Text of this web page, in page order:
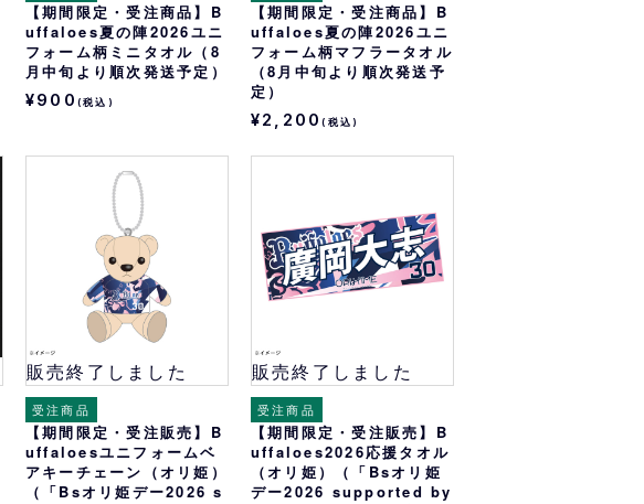
【期間限定・受注商品】B
uffaloes夏の陣2026ユニ
フォーム柄ミニタオル（8
月中旬より順次発送予定）
¥900 (税込)
【期間限定・受注商品】B
uffaloes夏の陣2026ユニ
フォーム柄マフラータオル
（8月中旬より順次発送予
定）
¥2,200(税込)
販売終了しました
受注商品
【期間限定・受注販売】B
uffaloesユニフォームベ
アキーチェーン（オリ姫）
（「Bsオリ姫デー2026 s
販売終了しました
受注商品
【期間限定・受注販売】B
uffaloes2026応援タオル
（オリ姫）（「Bsオリ姫
デー2026 supported by